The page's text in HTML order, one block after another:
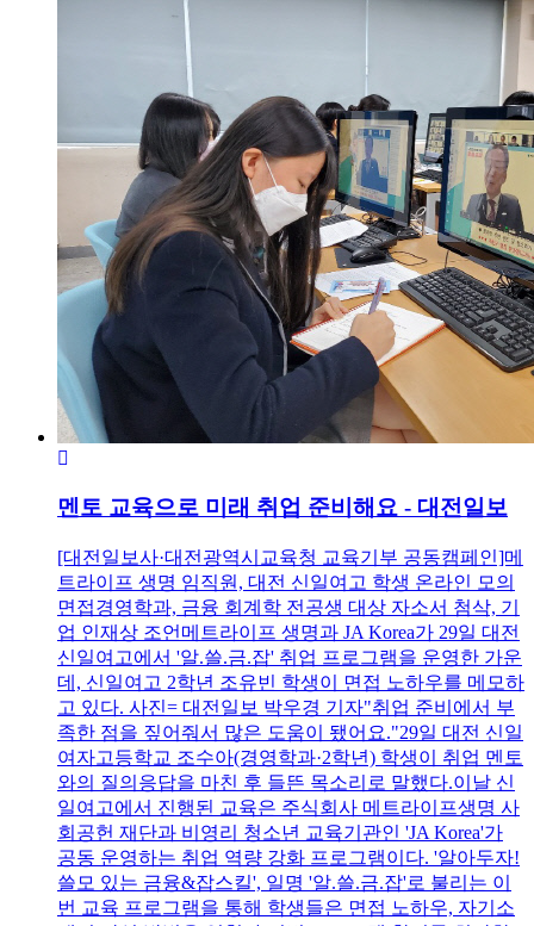
멘토 교육으로 미래 취업 준비해요 - 대전일보
[대전일보사·대전광역시교육청 교육기부 공동캠페인]메
트라이프 생명 임직원, 대전 신일여고 학생 온라인 모의
면접경영학과, 금융 회계학 전공생 대상 자소서 첨삭, 기
업 인재상 조언메트라이프 생명과 JA Korea가 29일 대전
신일여고에서 '알.쓸.금.잡' 취업 프로그램을 운영한 가운
데, 신일여고 2학년 조유빈 학생이 면접 노하우를 메모하
고 있다. 사진= 대전일보 박우경 기자"취업 준비에서 부
족한 점을 짚어줘서 많은 도움이 됐어요."29일 대전 신일
여자고등학교 조수아(경영학과·2학년) 학생이 취업 멘토
와의 질의응답을 마친 후 들뜬 목소리로 말했다.이날 신
일여고에서 진행된 교육은 주식회사 메트라이프생명 사
회공헌 재단과 비영리 청소년 교육기관인 'JA Korea'가
공동 운영하는 취업 역량 강화 프로그램이다. '알아두자!
쓸모 있는 금융&잡스킬', 일명 '알.쓸.금.잡'로 불리는 이
번 교육 프로그램을 통해 학생들은 면접 노하우, 자기소